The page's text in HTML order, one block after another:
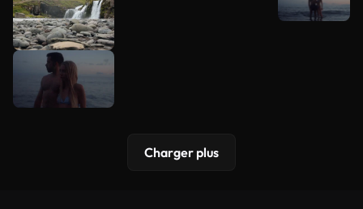
Charger plus